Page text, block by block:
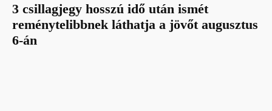
3 csillagjegy hosszú idő után ismét
reménytelibbnek láthatja a jövőt augusztus
6-án